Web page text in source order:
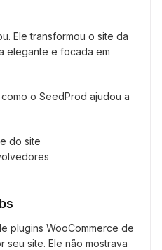
Ele transformou o site da
elegante e focada em
o SeedProd ajudou a
do site
plugins WooCommerce de
site. Ele não mostrava